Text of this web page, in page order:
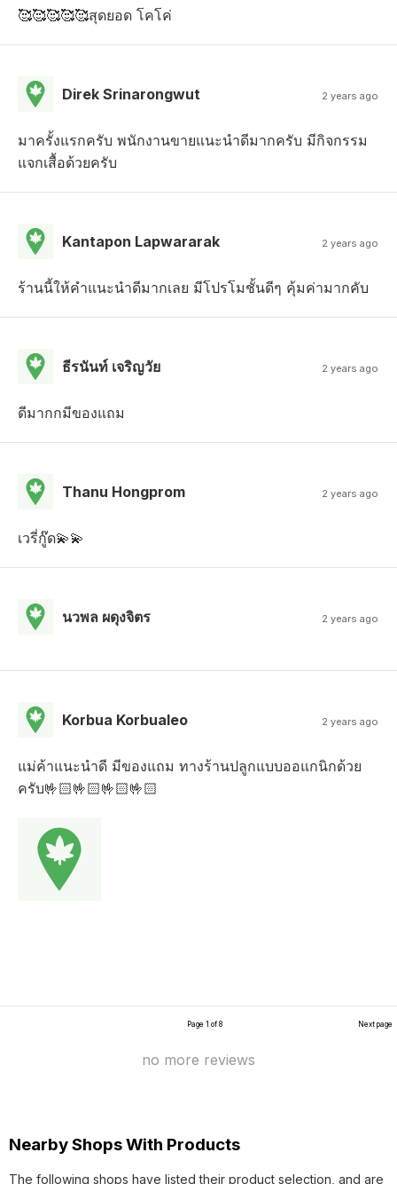
🥰🥰🥰🥰🥰สุดยอด โคโค่
Direk Srinarongwut 2 years ago
มาครั้งแรกครับ พนักงานขายแนะนำดีมากครับ มีกิจกรรม
แจกเสื้อด้วยครับ
Kantapon Lapwararak 2 years ago
ร้านนี้ให้คำแนะนำดีมากเลย มีโปรโมชั้นดีๆ คุ้มค่ามากคับ
ธีรนันท์ เจริญวัย 2 years ago
ดีมากกมีของแถม
Thanu Hongprom 2 years ago
เวรี่กู๊ด💫💫
นวพล ผดุงจิตร 2 years ago
Korbua Korbualeo 2 years ago
แม่ค้าแนะนำดี มีของแถม ทางร้านปลูกแบบออแกนิกด้วย
ครับ🤟🏻🤟🏻🤟🏻🤟🏻
Page 1 of 8 Next page
no more reviews
Nearby Shops With Products
The following shops have listed their product selection, and are